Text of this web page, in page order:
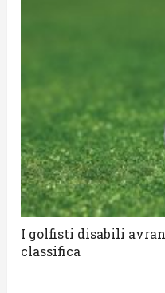
I golfisti disabili
classifica